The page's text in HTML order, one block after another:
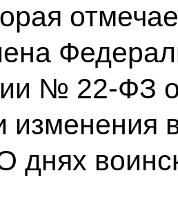
№ 22-ФЗ
изменения
днях